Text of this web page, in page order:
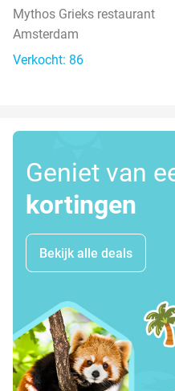
Mythos Grieks restaurant
Amsterdam
Verkocht: 86
Geniet van
kortingen
Bekijk alle deals